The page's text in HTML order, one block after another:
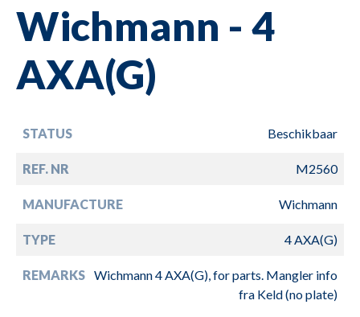
Wichmann - 4
AXA(G)
STATUS Beschikbaar
REF. NR M2560
MANUFACTURE Wichmann
TYPE 4 AXA(G)
REMARKS Wichmann 4 AXA(G), for parts. Mangler info
fra Keld (no plate)